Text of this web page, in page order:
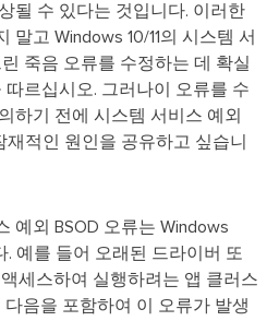
될 수 있다는 것입니다. 이러한
말고 Windows 10/11의 시스템 서
죽음 오류를 수정하는 데 확실
르십시오. 그러나이 오류를 수
하기 전에 시스템 서비스 예외
재적인 원인을 공유하고 싶습니
예외 BSOD 오류는 Windows
. 예를 들어 오래된 드라이버 또
세스하여 실행하려는 앱 클러스
음을 포함하여 이 오류가 발생